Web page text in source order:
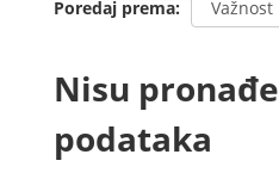
Poredaj prema
Nisu
podataka